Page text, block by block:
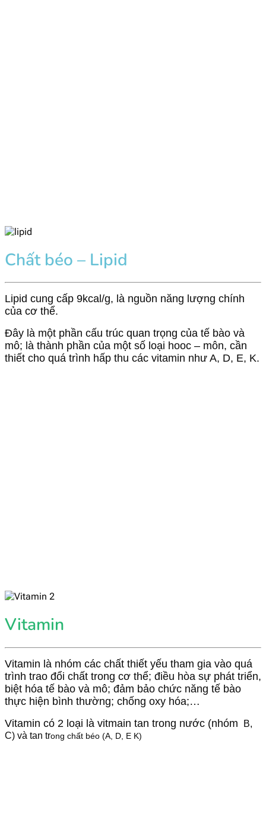
Chất béo – Lipid
Lipid cung cấp 9kcal/g, là nguồn năng lượng chính
của cơ thể.
Đây là một phần cấu trúc quan trọng của tế bào và
mô; là thành phần của một số loại hooc – môn, cần
thiết cho quá trình hấp thu các vitamin như A, D, E, K.
Vitamin
Vitamin là nhóm các chất thiết yếu tham gia vào quá
trình trao đổi chất trong cơ thể; điều hòa sự phát triển,
biệt hóa tế bào và mô; đảm bảo chức năng tế bào
thực hiện bình thường; chống oxy hóa;…
Vitamin có 2 loại là vitmain tan trong nước (nhóm
B,
C) và tan trong chất béo (A, D, E K)